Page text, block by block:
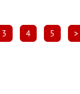
3 4 5 >